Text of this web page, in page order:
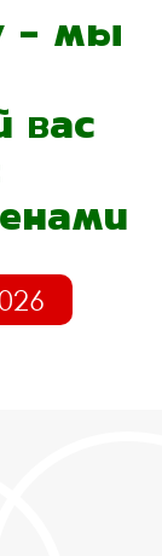
- мы
вас